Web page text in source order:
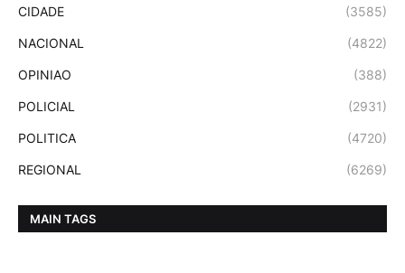
CIDADE (3585)
NACIONAL (4822)
OPINIAO (388)
POLICIAL (2931)
POLITICA (4720)
REGIONAL (6269)
MAIN TAGS